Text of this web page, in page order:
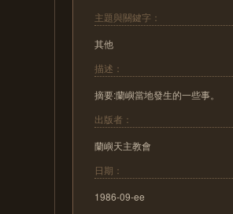
主題與關鍵字：
其他
描述：
摘要:蘭嶼當地發生的一些事。
出版者：
蘭嶼天主教會
日期：
1986-09-ee